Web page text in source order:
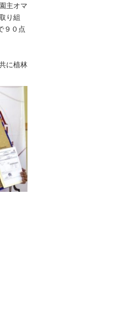
主オマ
り組
９０点
に植林